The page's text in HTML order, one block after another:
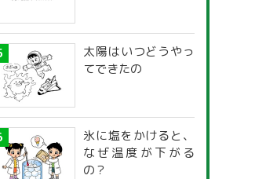
太陽はいつどうやっ
てできたの
氷に塩をかけると、
なぜ温度が下がる
の？